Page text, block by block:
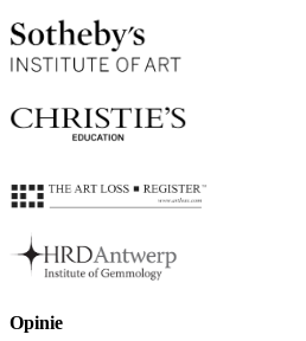
Opinie